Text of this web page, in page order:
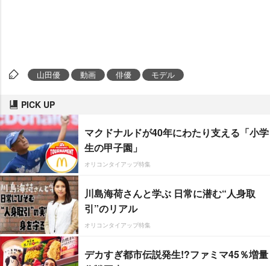
山田優 動画 俳優 モデル
PICK UP
マクドナルドが40年にわたり支える「小学
生の甲子園」
オリコンタイアップ特集
川島海荷さんと学ぶ 日常に潜む“人身取
引”のリアル
オリコンタイアップ特集
デカすぎ都市伝説発生!?ファミマ45％増量